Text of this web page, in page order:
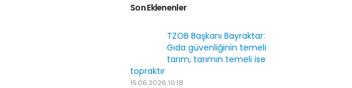
Son Eklenenler
TZOB Başkanı Bayraktar:
Gıda güvenliğinin temeli
tarım, tarımın temeli ise
topraktır
15.06.2026 10:18